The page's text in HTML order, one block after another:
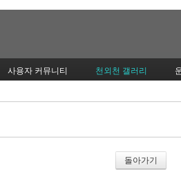
사용자 커뮤니티 천외천 갤러리
돌아가기